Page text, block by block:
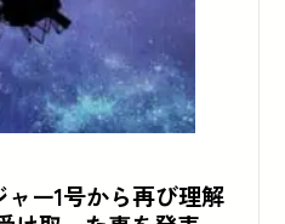
ー1号から再び理解